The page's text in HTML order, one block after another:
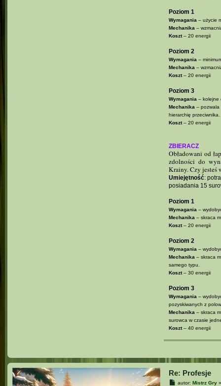
Poziom 1
Wymagania – użycie
Mechanika –
Koszt– 20 energii
Poziom 2
Wymagania –
Mechanika –
Koszt– 20 energii
Poziom 3
Wymagania – kolejne
Mechanika – pozwala
hierarchię przeciwnika.
Koszt– 20 energii
ZBIERACZ
Obładowani od
zdolności do
Krainy. Czy jesteś
Umiejętność:
posiadania 15
Poziom 1
Wymagania –
Mechanika – skraca
Koszt– 20 energii
Poziom 2
Wymagania –
Mechanika – skraca
samego typu.
Koszt– 30 energii
Poziom 3
Wymagania –
pozyskiwanych z
Mechanika – skraca
surowca w czasie
Koszt– 40 energii
Re: Profesje
Pautor:Mistrz Gry